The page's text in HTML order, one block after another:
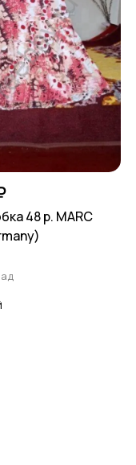
48 р. MARC